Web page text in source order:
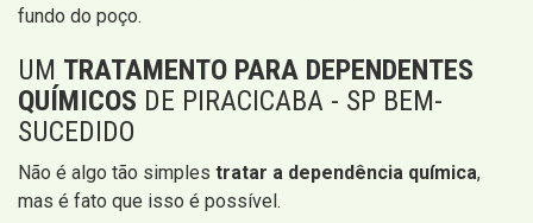
fundo do poço.
UM TRATAMENTO PARA DEPENDENTES
QUÍMICOS DE PIRACICABA - SP BEM-
SUCEDIDO
Não é algo tão simples tratar a dependência química,
mas é fato que isso é possível.